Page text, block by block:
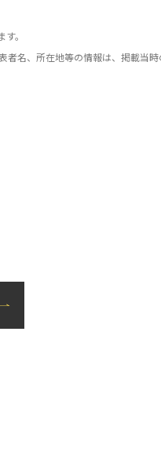
。
名、所在地等の情報は、掲載当